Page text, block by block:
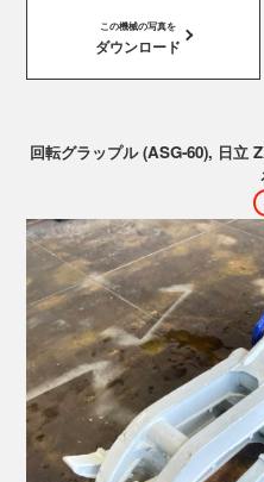
この機械の写真を
ダウンロード
回転グラップル (ASG-60), 日立